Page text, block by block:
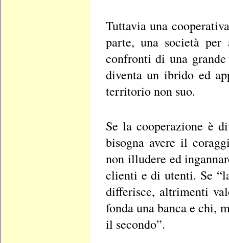
Tuttavia una
parte, una società
confronti di una
diventa un ibrido ed
territorio non suo.
Se la cooperazione è
bisogna avere il
non illudere ed
clienti e di utenti. Se
differisce, altrimenti
fonda una banca e chi,
il secondo”.